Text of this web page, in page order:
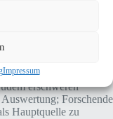
Impressum
großes Potenzial
systematische
sind,
erschweren
Forschende
Hauptquelle zu